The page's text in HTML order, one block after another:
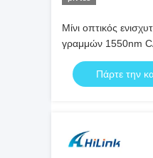
Μίνι οπτικός
γραμμών 1550nm
Πάρτε την